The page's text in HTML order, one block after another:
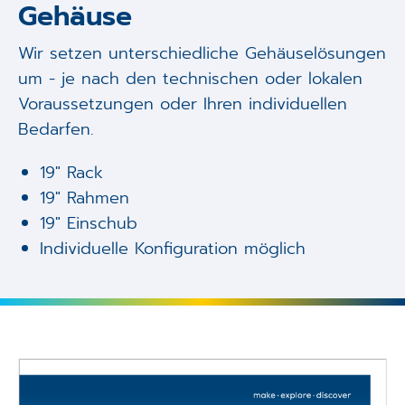
Gehäuse
Wir setzen unterschiedliche Gehäuselösungen
um - je nach den technischen oder lokalen
Voraussetzungen oder Ihren individuellen
Bedarfen.
19" Rack
19" Rahmen
19" Einschub
Individuelle Konfiguration möglich